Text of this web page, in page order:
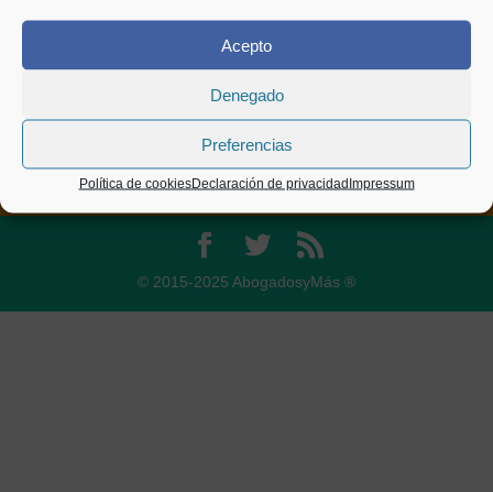
Acepto
Denegado
Preferencias
Política de cookiesDeclaración de privacidadImpressum
© 2015-2025 AbogadosyMás ®